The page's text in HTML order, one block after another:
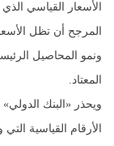
المرجح أن تظل
ونمو المحاصيل
المعتاد.
ويحذر «البنك
الأرقام القياسية